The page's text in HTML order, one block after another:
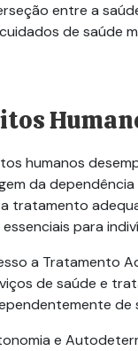
entre a
de saúde
humanos
da dependência
tratamento
para
a Tratamento
de saúde e
de
e